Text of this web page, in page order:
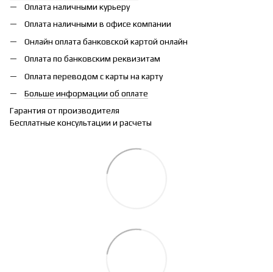
Оплата наличными курьеру
Оплата наличными в офисе компании
Онлайн оплата банковской картой онлайн
Оплата по банковским реквизитам
Оплата переводом с карты на карту
Больше информации об оплате
Гарантия от производителя
Бесплатные консультации и расчеты